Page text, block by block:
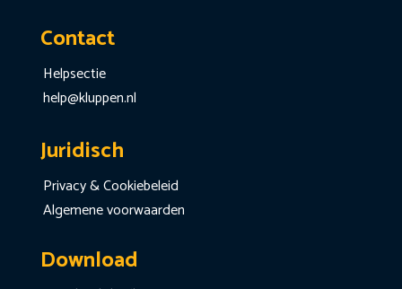
Contact
Helpsectie
help@kluppen.nl
Juridisch
Privacy & Cookiebeleid
Algemene voorwaarden
Download